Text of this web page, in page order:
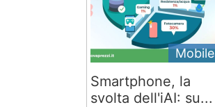
Mobile
Smartphone, la
svolta dell'iAI: su...